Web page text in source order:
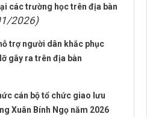
các trường học trên địa bàn
2026)
trợ người dân khắc phục
gây ra trên địa bàn
cán bộ tổ chức giao lưu
Xuân Bính Ngọ năm 2026